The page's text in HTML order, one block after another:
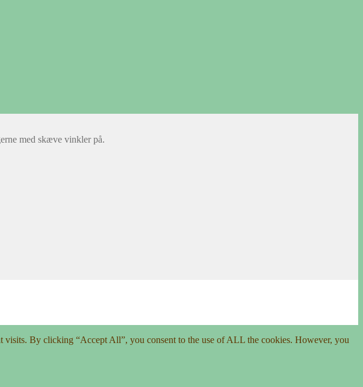
med skæve vinkler på.
visits. By clicking “Accept All”, you consent to the use of ALL the cookies. However, you